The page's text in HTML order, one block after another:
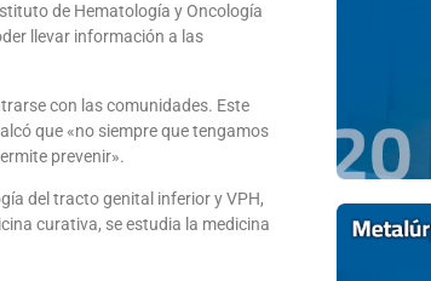
de Hematología y Oncología
llevar información a las
con las comunidades. Este
que «no siempre que tengamos
prevenir».
del tracto genital inferior y VPH,
curativa, se estudia la medicina